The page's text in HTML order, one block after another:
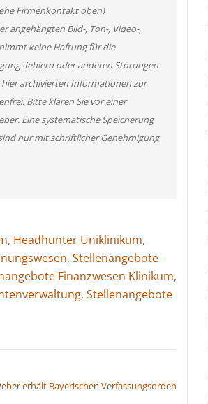
Firmenkontakt oben)
angehängten Bild-, Ton-, Video-,
keine Haftung für die
oder anderen Störungen
archivierten Informationen zur
Bitte klären Sie vor einer
Eine systematische Speicherung
nur mit schriftlicher Genehmigung
, Headhunter Uniklinikum,
, Stellenangebote
Finanzwesen Klinikum,
, Stellenangebote
erhält Bayerischen Verfassungsorden